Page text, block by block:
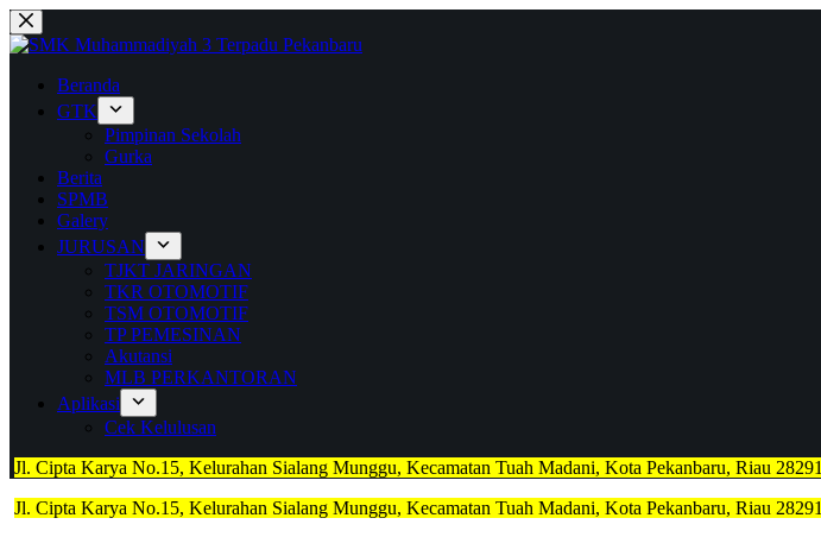
Skip
to
Beranda
GTK
Pimpinan Sekolah
Gurka
Berita
SPMB
Galery
JURUSAN
TJKT JARINGAN
TKR OTOMOTIF
TSM OTOMOTIF
TP PEMESINAN
Akutansi
MLB PERKANTORAN
Aplikasi
Cek Kelulusan
Jl. Cipta Karya No.15, Kelurahan Sialang Munggu, Kecamatan Tuah Madani, Kota Pekanbaru, Riau 28291
Jl. Cipta Karya No.15, Kelurahan Sialang Munggu, Kecamatan Tuah Madani, Kota Pekanbaru, Riau 28291